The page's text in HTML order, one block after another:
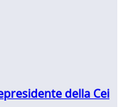
della Cei